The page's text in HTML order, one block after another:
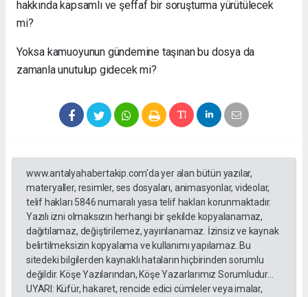
hakkında kapsamlı ve şeffaf bir soruşturma yürütülecek
mi?
Yoksa kamuoyunun gündemine taşınan bu dosya da
zamanla unutulup gidecek mi?
www.antalyahabertakip.com'da yer alan bütün yazılar,
materyaller, resimler, ses dosyaları, animasyonlar, videolar,
telif hakları 5846 numaralı yasa telif hakları korunmaktadır.
Yazılı izni olmaksızın herhangi bir şekilde kopyalanamaz,
dağıtılamaz, değiştirilemez, yayınlanamaz. İzinsiz ve kaynak
belirtilmeksizin kopyalama ve kullanımı yapılamaz. Bu
sitedeki bilgilerden kaynaklı hataların hiçbirinden sorumlu
değildir. Köşe Yazılarından, Köşe Yazarlarımız Sorumludur...
UYARI: Küfür, hakaret, rencide edici cümleler veya imalar,